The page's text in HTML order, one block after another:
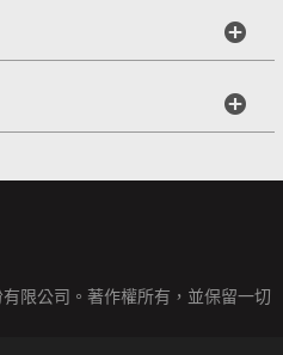
限公司 。著作權所有，並保留一切